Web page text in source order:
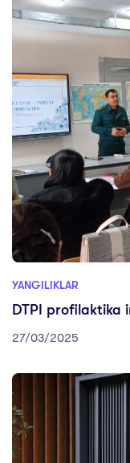
YANGILIKLAR
DTPI profilaktika
27/03/2025